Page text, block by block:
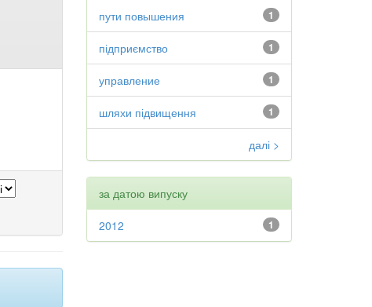
1
пути повышения
1
підприємство
1
управление
1
шляхи підвищення
далі >
за датою випуску
1
2012